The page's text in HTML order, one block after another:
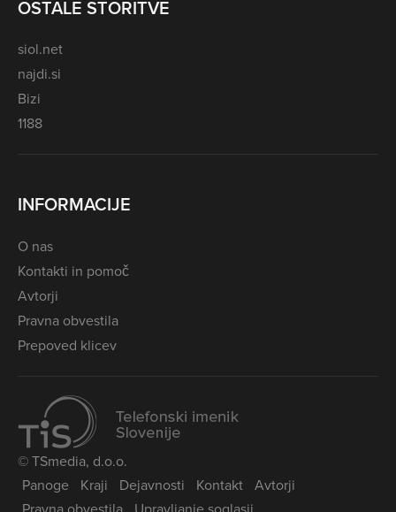
OSTALE STORITVE
siol.net
najdi.si
Bizi
1188
INFORMACIJE
O nas
Kontakti in pomoč
Avtorji
Pravna obvestila
Prepoved klicev
© TSmedia, d.o.o.
Panoge
Kraji Dejavnosti Kontakt Avtorji